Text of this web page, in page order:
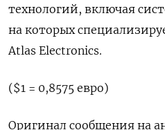
технологий, включая
на которых
Atlas Electronics.
($1 = 0,8575 евро)
Оригинал сообщения на